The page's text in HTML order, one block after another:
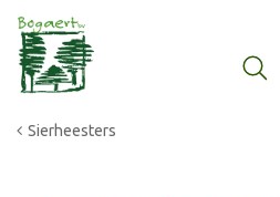
Sierheesters